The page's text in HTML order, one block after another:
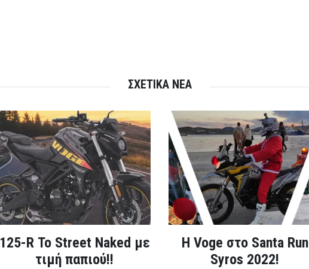
ΣΧΕΤΙΚΑ ΝΕΑ
125-R Το Street Naked με
τιμή παπιού!!
Η Voge στο Santa Run
Syros 2022!